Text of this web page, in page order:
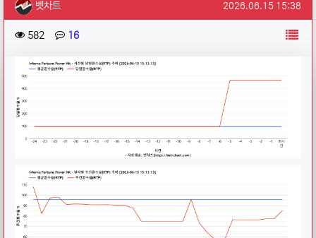
벳차트 작성일
2026.06.15 15:38
컨텐츠 정보
582조회 16댓글 목록